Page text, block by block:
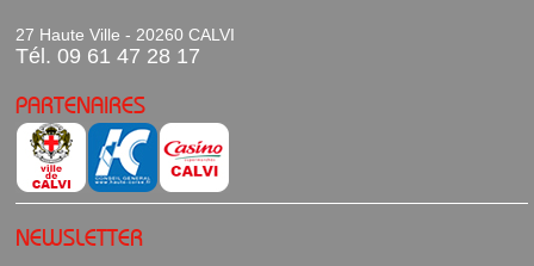
27 Haute Ville - 20260 CALVI
Tél. 09 61 47 28 17
PARTENAIRES
NEWSLETTER